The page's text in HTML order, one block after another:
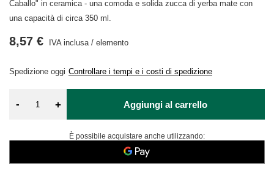
Caballo" in ceramica - una comoda e solida zucca di yerba mate con
una capacità di circa 350 ml.
Spedizione oggi Controllare i tempi e i costi di spedizione
8,57 € IVA inclusa/ elemento
- + Aggiungi al carrello
È possibile acquistare anche utilizzando: